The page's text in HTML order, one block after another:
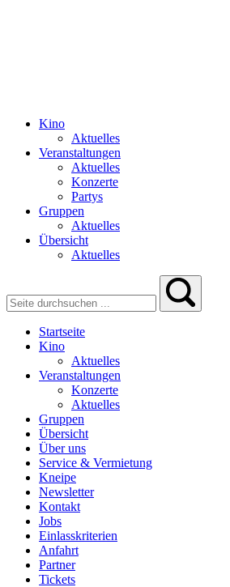
Kino
Aktuelles
Veranstaltungen
Aktuelles
Konzerte
Partys
Gruppen
Aktuelles
Übersicht
Aktuelles
Startseite
Kino
Aktuelles
Veranstaltungen
Konzerte
Aktuelles
Gruppen
Übersicht
Über uns
Service & Vermietung
Kneipe
Newsletter
Kontakt
Jobs
Einlasskriterien
Anfahrt
Partner
Tickets